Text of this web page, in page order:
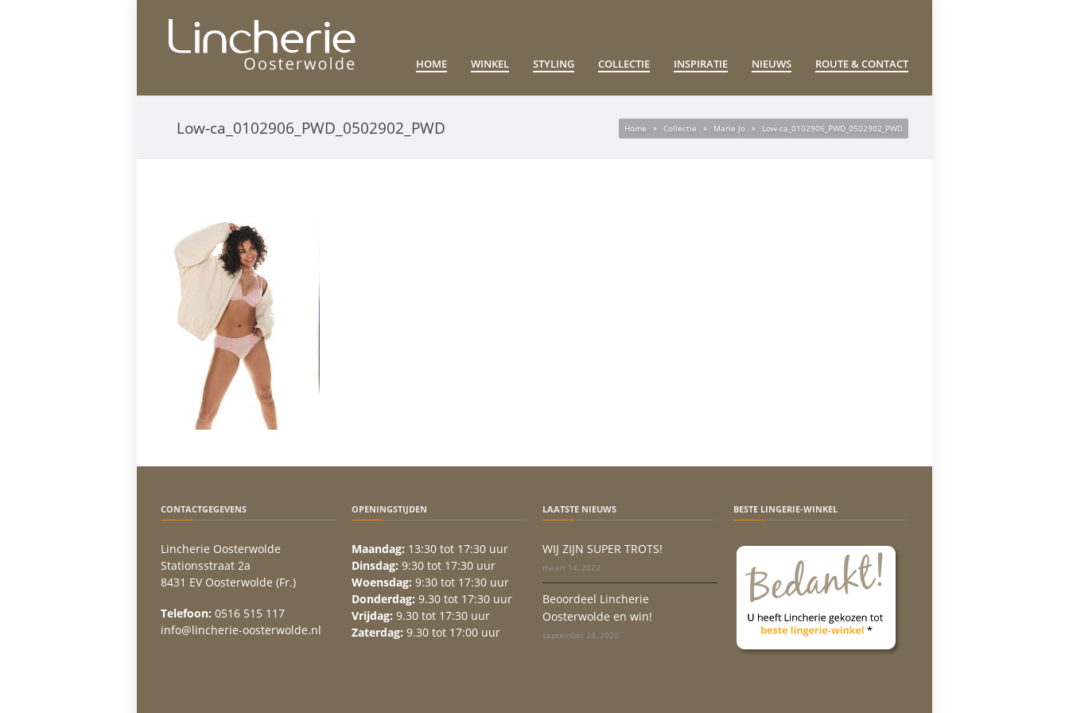
HOME WINKEL STYLING COLLECTIE INSPIRATIE NIEUWS ROUTE & CONTACT
Low-ca_0102906_PWD_0502902_PWD Home » Collectie » Marie Jo » Low-ca_0102906_PWD_0502902_PWD
CONTACTGEGEVENS
Lincherie Oosterwolde
Stationsstraat 2a
8431 EV Oosterwolde (Fr.)
Telefoon: 0516 515 117
info@lincherie-oosterwolde.nl
OPENINGSTIJDEN
Maandag: 13:30 tot 17:30 uur
Dinsdag: 9:30 tot 17:30 uur
Woensdag: 9:30 tot 17:30 uur
Donderdag: 9.30 tot 17:30 uur
Vrijdag: 9.30 tot 17:30 uur
Zaterdag: 9.30 tot 17:00 uur
LAATSTE NIEUWS
WIJ ZIJN SUPER TROTS!
maart 14, 2022
Beoordeel Lincherie
Oosterwolde en win!
september 28, 2020
BESTE LINGERIE-WINKEL